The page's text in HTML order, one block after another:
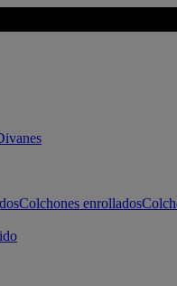
Colchones enrollados